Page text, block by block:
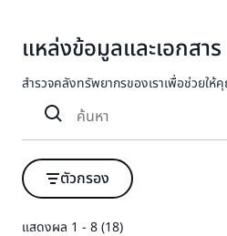
แหล่งข้อมูลและเอกสาร
สำรวจคลังทรัพยากรของเราเพื่อช่วยให้
ตัวกรอง
แสดงผล 1 - 8 (18)